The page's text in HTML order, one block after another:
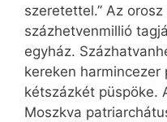
szeretettel.” Az
százhetvenmillió
egyház.
kereken harmincezer
kétszázkét püspöke.
Moszkva